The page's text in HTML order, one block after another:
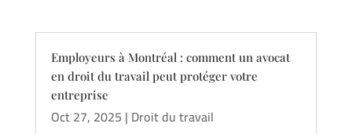
Employeurs à Montréal : comment un avocat
en droit du travail peut protéger votre
entreprise
Oct 27, 2025 | Droit du travail